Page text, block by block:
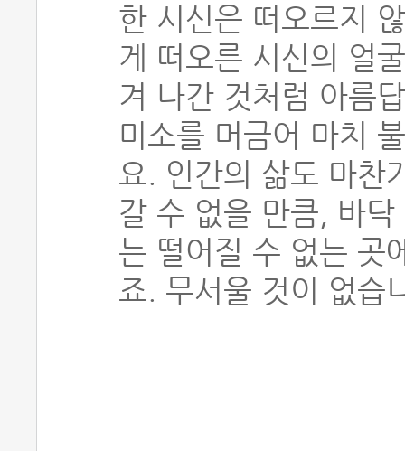
한 시신은 떠오르지
게 떠오른 시신의 얼
겨 나간 것처럼 아름
미소를 머금어 마치
요. 인간의 삶도 마찬
갈 수 없을 만큼, 바
는 떨어질 수 없는 곳
죠. 무서울 것이 없습